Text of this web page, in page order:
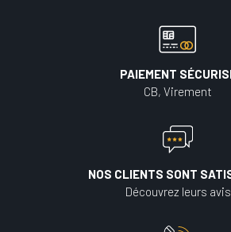
PAIEMENT
CB, Virement
NOS CLIENTS SONT
Découvrez leurs avis